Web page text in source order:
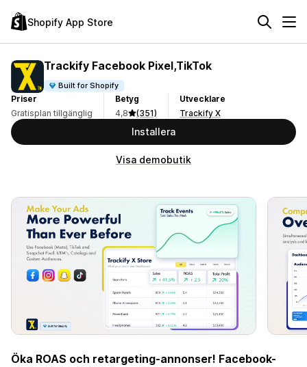
Shopify App Store
Trackify Facebook Pixel,TikTok
Built for Shopify
Priser
Gratisplan tillgänglig
Betyg
4,8
(351)
Utvecklare
Trackify X
Installera
Visa demobutik
Öka ROAS och retargeting-annonser! Facebook-